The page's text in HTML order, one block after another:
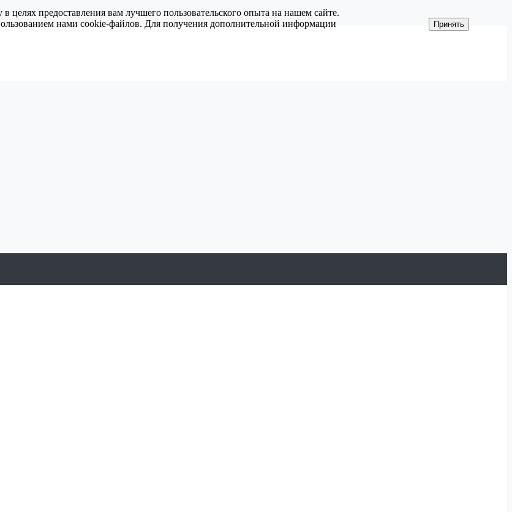
предоставления вам лучшего пользовательского опыта на нашем сайте.
нами cookie-файлов. Для получения дополнительной информации
Принять